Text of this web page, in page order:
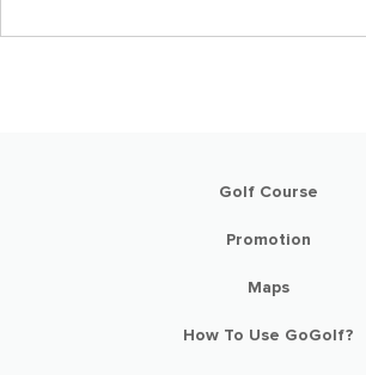
Golf Course
Promotion
Maps
How To Use GoGolf?